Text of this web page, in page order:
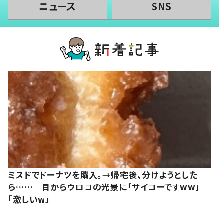
ニュース SNS
ミスドでドーナツを購入。→帰宅後、分けようとした
ら…… 目からウロコの光景に「サイコーですww」
「激しいw」